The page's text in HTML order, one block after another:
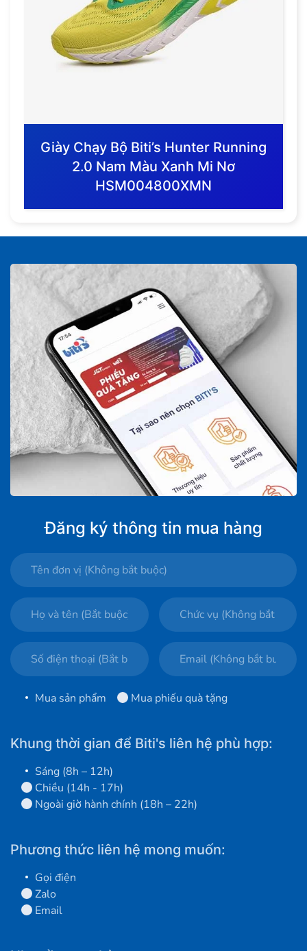
Giày Chạy Bộ Biti’s Hunter Running
2.0 Nam Màu Xanh Mi Nơ
HSM004800XMN
Đăng ký thông tin mua hàng
Mua sản phẩm Mua phiếu quà tặng
Khung thời gian để Biti's liên hệ phù hợp:
Sáng (8h – 12h)
Chiều (14h - 17h)
Ngoài giờ hành chính (18h – 22h)
Phương thức liên hệ mong muốn:
Gọi điện
Zalo
Email